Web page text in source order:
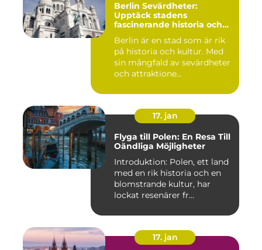
Berlin Sevärdheter:
Upptäck stadens
fascinerande historia och
Berlin är en stad som är rik
på historia och kultur. Med
sin mångfald av sevärdheter
och attraktione...
17. jan
Flyga till Polen: En Resa Till
Oändliga Möjligheter
Introduktion: Polen, ett land
med en rik historia och en
blomstrande kultur, har
lockat resenärer fr...
17. jan